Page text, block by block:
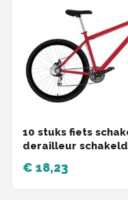
10 stuks fiets
derailleur
mountainbike,
€ 18,23